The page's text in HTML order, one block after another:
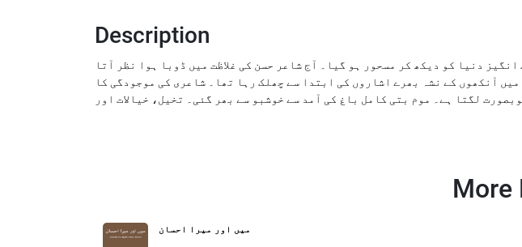
Description
دنیا کو دیکھ کر مسحور ہو گیا۔ آج شاعر حسن کی غلاظت میں ڈوبا ہوا نظر آتا
آنکھوں کے نشہ بھرے اشاروں کی ابتدا سے چھلک رہا تھا۔ شاعری کی موجودگی کا
لگتا ہے۔ موم بتی کامل باغ کی آمد سے خوشبو سے بھر گئی۔ تخیل، خیالات اور
More
میں اور میرا احسان